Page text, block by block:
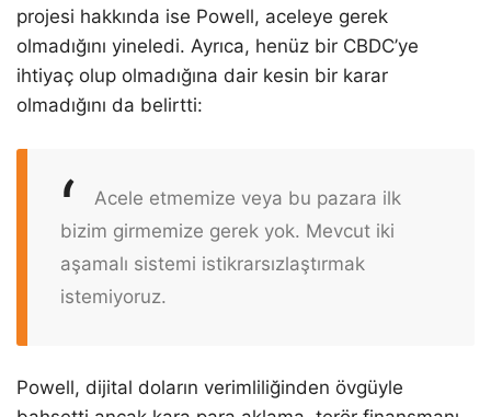
projesi hakkında ise Powell, aceleye gerek
olmadığını yineledi. Ayrıca, henüz bir CBDC’ye
ihtiyaç olup olmadığına dair kesin bir karar
olmadığını da belirtti:
Acele etmemize veya bu pazara ilk
bizim girmemize gerek yok. Mevcut iki
aşamalı sistemi istikrarsızlaştırmak
istemiyoruz.
Powell, dijital doların verimliliğinden övgüyle